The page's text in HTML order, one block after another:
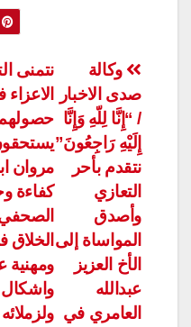
تصفّح
المقالات
نتمنى
حصولهم
مروان
كفاءة
الخلاق
ومهنية
واشكال
وكالة
صدى الاخبار
/ “إِنَّا لِلّهِ وَإِنَّا
إِلَيْهِ رَاجِعُونَ”
نتقدم بأحر
التعازي
وأصدق
المواساة إلى
الأخ العزيز
عبدالله
العامري في